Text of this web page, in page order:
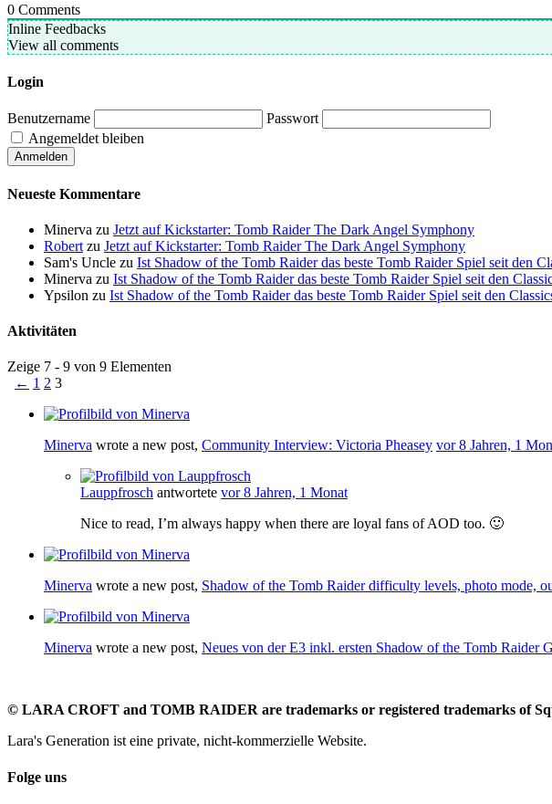
0 Comments
Inline Feedbacks
View all comments
Login
Benutzername
Passwort
Angemeldet bleiben
Neueste Kommentare
Minerva zu Jetzt auf Kickstarter: Tomb Raider The Dark Angel Symphony
Robert zu Jetzt auf Kickstarter: Tomb Raider The Dark Angel Symphony
Sam's Uncle zu Ist Shadow of the Tomb Raider das beste Tomb Raider Spiel seit den
Minerva zu Ist Shadow of the Tomb Raider das beste Tomb Raider Spiel seit den
Ypsilon zu Ist Shadow of the Tomb Raider das beste Tomb Raider Spiel seit den
Aktivitäten
Zeige 7 - 9 von 9 Elementen
← 1 2 3
Minerva wrote a new post, Community Interview: Victoria Pheasey vor 8 Jahren, 1
Lauppfrosch antwortete vor 8 Jahren, 1 Monat
Nice to read, I’m always happy when there are loyal fans of AOD too. 🙂
Minerva wrote a new post, Shadow of the Tomb Raider difficulty levels, photo mode,
Minerva wrote a new post, Neues von der E3 inkl. ersten Shadow of the Tomb Raider
© LARA CROFT and TOMB RAIDER are trademarks or registered trademarks of
Lara's Generation ist eine private, nicht-kommerzielle Website.
Folge uns